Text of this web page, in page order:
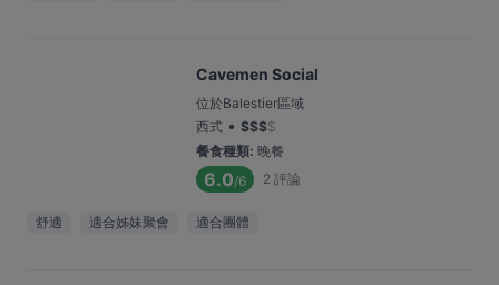
Cavemen Social
位於Balestier區域
西式 • $$$$
餐食種類: 晚餐
6.0/6 2 評論
舒適 適合姊妹聚會 適合團體